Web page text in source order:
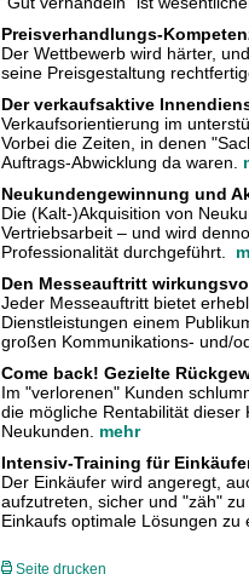
Preisverhandlungs-
Der Wettbewerb wird härter,
seine Preisgestaltung
Der verkaufsaktive
Verkaufsorientierung im
Vorbei die Zeiten, in denen
Auftrags-Abwicklung da waren.
Neukundengewinnung und
Die (Kalt-)Akquisition von
Vertriebsarbeit – und wird
Professionalität durchgeführt.
Den Messeauftritt
Jeder Messeauftritt bietet
Dienstleistungen einem
großen Kommunikations- und/
Come back! Gezielte
Im "verlorenen" Kunden
die mögliche Rentabilität
Neukunden. mehr
Intensiv-Training für
Der Einkäufer wird angeregt,
aufzutreten, sicher und "zäh"
Einkaufs optimale Lösungen
Seite drucken